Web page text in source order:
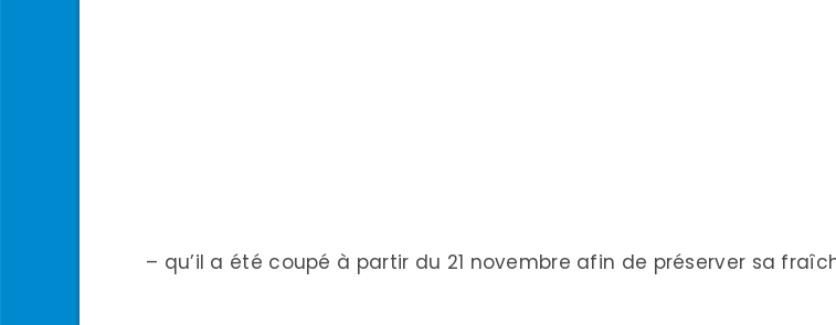
– qu’il a été coupé à partir du 21 novembre afin de préserver sa